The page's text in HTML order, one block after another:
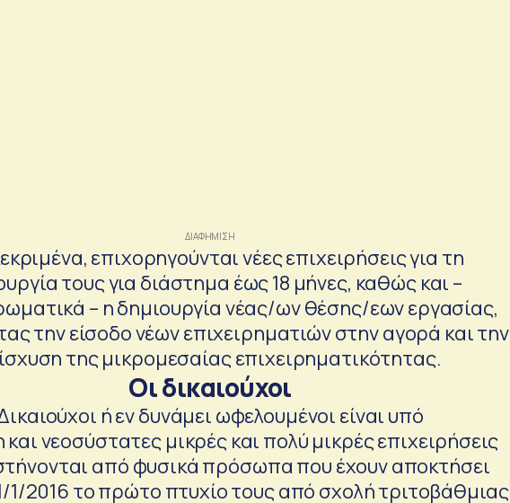
επιχορηγούνται νέες επιχειρήσεις για τη
τους για διάστημα έως 18 μήνες, καθώς και –
– η δημιουργία νέας/ων θέσης/εων εργασίας,
την είσοδο νέων επιχειρηματιών στην αγορά και την
της μικρομεσαίας επιχειρηματικότητας.
Οι δικαιούχοι
ή εν δυνάμει ωφελουμένοι είναι υπό
νεοσύστατες μικρές και πολύ μικρές επιχειρήσεις
από φυσικά πρόσωπα που έχουν αποκτήσει
1/2016 το πρώτο πτυχίο τους από σχολή τριτοβάθμιας